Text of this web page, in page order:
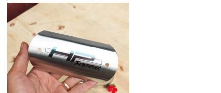
Đã
xếp
hạng2.50
trong
số
5
sao